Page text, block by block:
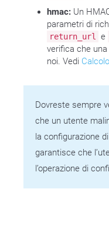
hmac: Un
parametri di
return_url e
verifica che
noi. Vedi
Dovreste sempre
che un utente
la configurazione
garantisce che
l’operazione di